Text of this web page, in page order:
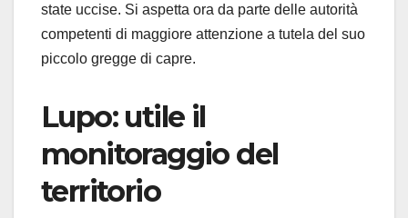
state uccise. Si aspetta ora da parte delle autorità
competenti di maggiore attenzione a tutela del suo
piccolo gregge di capre.
Lupo: utile il
monitoraggio del
territorio